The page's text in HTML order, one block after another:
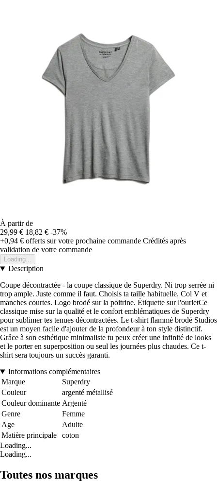
À partir de
29,99 € 18,82 € -37%
+0,94 € offerts sur votre prochaine commande Crédités après
validation de votre commande
Loading...
Description
Coupe décontractée - la coupe classique de Superdry. Ni trop serrée ni
trop ample. Juste comme il faut. Choisis ta taille habituelle. Col V et
manches courtes. Logo brodé sur la poitrine. Étiquette sur l'ourletCe
classique mise sur la qualité et le confort emblématiques de Superdry
pour sublimer tes tenues décontractées. Le t-shirt flammé brodé Studios
est un moyen facile d'ajouter de la profondeur à ton style distinctif.
Grâce à son esthétique minimaliste tu peux créer une infinité de looks
et le porter en superposition ou seul les journées plus chaudes. Ce t-
shirt sera toujours un succès garanti.
Informations complémentaires
Marque
Superdry
Couleur
argenté métallisé
Couleur dominante Argenté
Genre
Femme
Age
Adulte
Matière principale
coton
Loading...
Loading...
Toutes nos marques